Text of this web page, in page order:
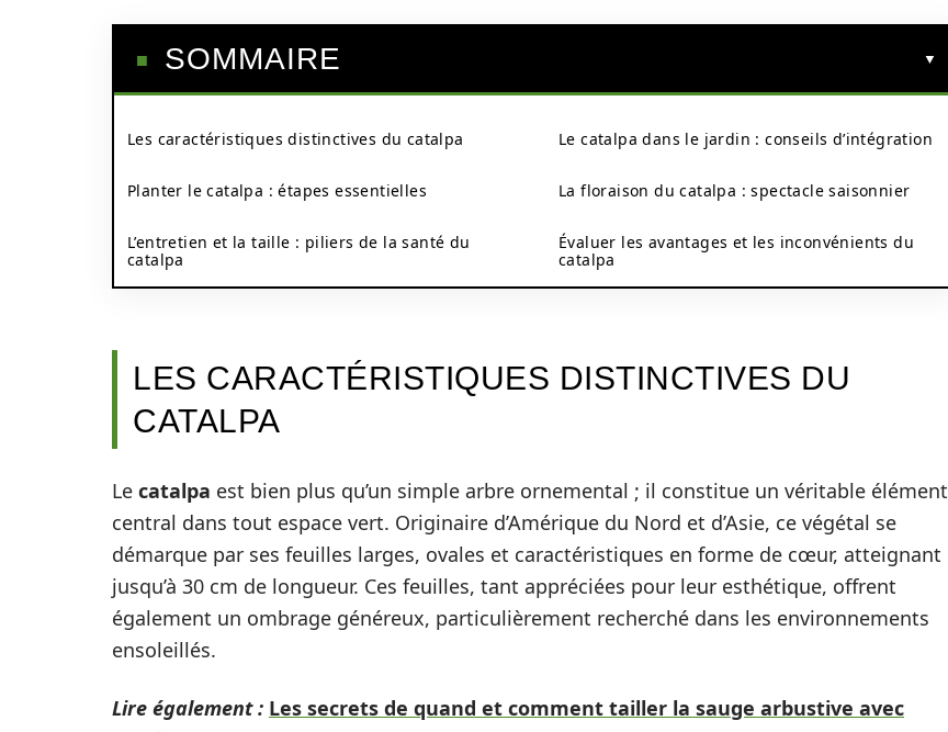
SOMMAIRE
Les caractéristiques distinctives du catalpa
Planter le catalpa : étapes essentielles
L’entretien et la taille : piliers de la santé du
catalpa
Le catalpa dans le jardin : conseils d’intégration
La floraison du catalpa : spectacle saisonnier
Évaluer les avantages et les inconvénients du
catalpa
LES CARACTÉRISTIQUES DISTINCTIVES DU
CATALPA
Le catalpa est bien plus qu’un simple arbre ornemental ; il constitue un véritable élément
central dans tout espace vert. Originaire d’Amérique du Nord et d’Asie, ce végétal se
démarque par ses feuilles larges, ovales et caractéristiques en forme de cœur, atteignant
jusqu’à 30 cm de longueur. Ces feuilles, tant appréciées pour leur esthétique, offrent
également un ombrage généreux, particulièrement recherché dans les environnements
ensoleillés.
Lire également : Les secrets de quand et comment tailler la sauge arbustive avec